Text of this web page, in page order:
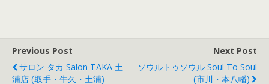
Previous Post
サロン タカ Salon TAKA 土
浦店 (取手・牛久・土浦)
Next Post
ソウルトゥソウル Soul To Soul
(市川・本八幡)